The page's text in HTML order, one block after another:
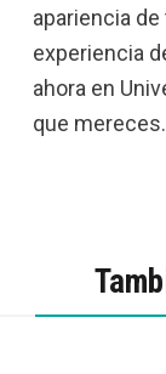
apariencia
experiencia
ahora en
que mereces.